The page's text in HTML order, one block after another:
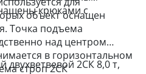
крюками с
объект оснащен
Точка подъема
над центром
в горизонтальном
строп 2СК
двухветвевой 2СК 8,0 т,